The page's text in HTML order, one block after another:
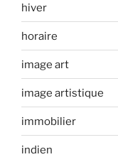
hiver
horaire
image art
image artistique
immobilier
indien